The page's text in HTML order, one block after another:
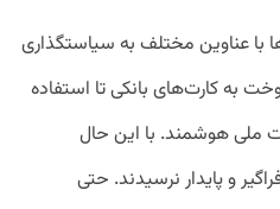
با عناوین مختلف به سیاستگذاری
به کارت‌های بانکی تا استفاده
ملی هوشمند. با این حال
و پایدار نرسیدند. حتی